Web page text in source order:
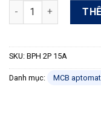
Aptomat tép nhỏ
SKU: BPH 2P 15A
Danh mục: MCB